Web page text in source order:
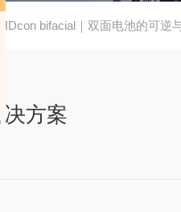
bifacial｜双面电池的可逆
方案